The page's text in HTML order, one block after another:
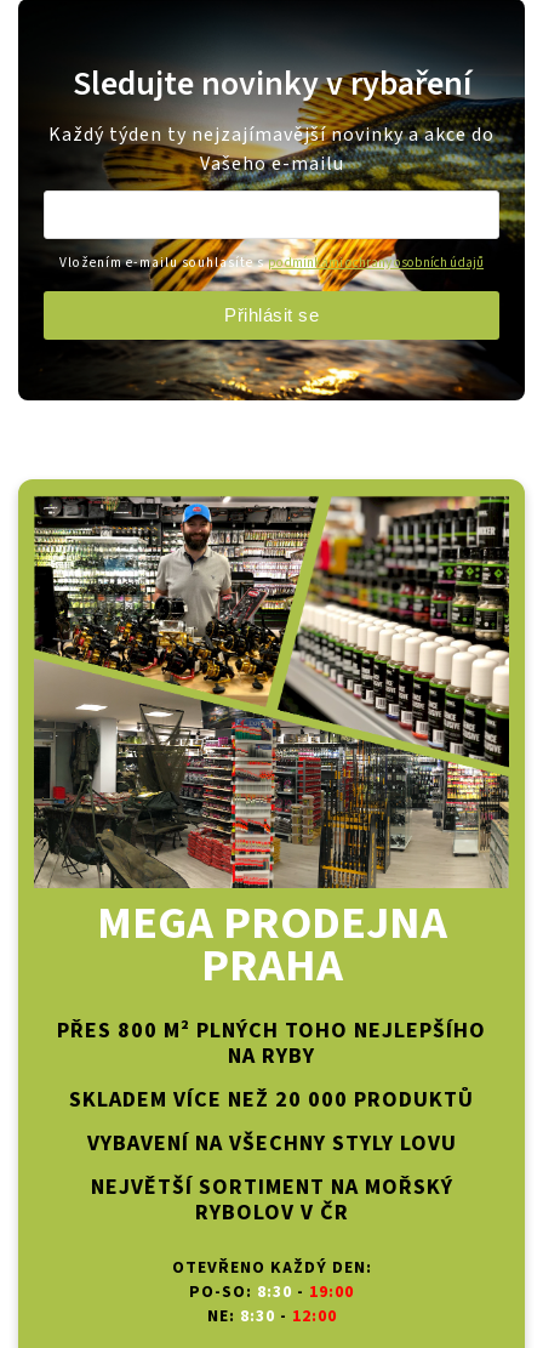
MEGA PRODEJNA
PRAHA
PŘES 800 M² PLNÝCH TOHO NEJLEPŠÍHO
NA RYBY
SKLADEM VÍCE NEŽ 20 000 PRODUKTŮ
VYBAVENÍ NA VŠECHNY STYLY LOVU
NEJVĚTŠÍ SORTIMENT NA MOŘSKÝ
RYBOLOV V ČR
OTEVŘENO KAŽDÝ DEN:
PO-SO: 8:30 - 19:00
NE: 8:30 - 12:00
Sledujte novinky v rybaření
Každý týden ty nejzajímavější novinky a akce do
Vašeho e-mailu
Vložením e-mailu souhlasíte spodmínkami ochrany osobních údajů
Přihlásit se